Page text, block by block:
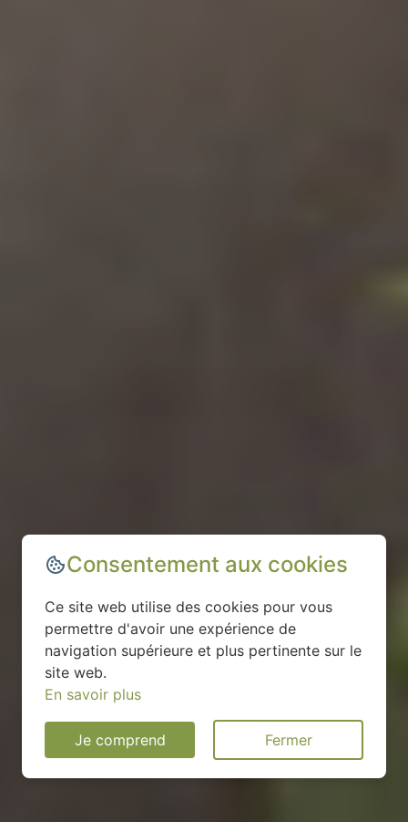
Consentement aux cookies
Ce site web utilise des cookies pour vous
permettre d'avoir une expérience de
navigation supérieure et plus pertinente sur le
site web.
En savoir plus
Je comprend Fermer